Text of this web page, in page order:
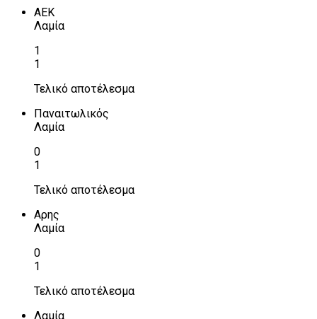
ΑΕΚ
Λαμία
1
1
Τελικό αποτέλεσμα
Παναιτωλικός
Λαμία
0
1
Τελικό αποτέλεσμα
Αρης
Λαμία
0
1
Τελικό αποτέλεσμα
Λαμία